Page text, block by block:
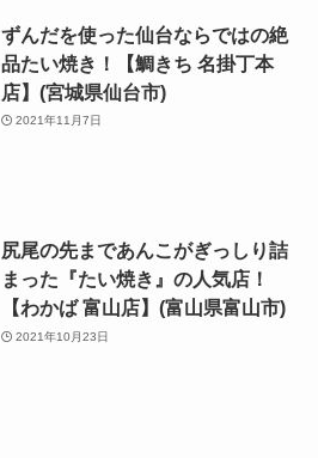
ずんだを使った仙台ならではの絶
品たい焼き！【鯛きち 名掛丁本
店】(宮城県仙台市)
2021年11月7日
尻尾の先まであんこがぎっしり詰
まった『たい焼き』の人気店！
【わかば 富山店】(富山県富山市)
2021年10月23日